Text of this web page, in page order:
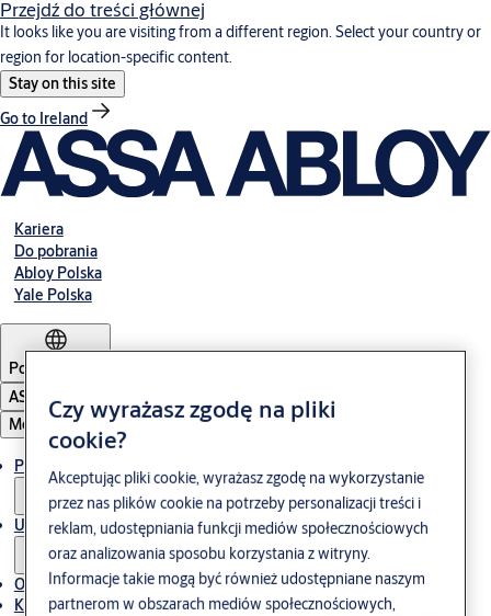
Przejdź do treści głównej
It looks like you are visiting from a different region. Select your country or
region for location-specific content.
Stay on this site
Go to Ireland
Kariera
Do pobrania
Abloy Polska
Yale Polska
Poland
ASSA ABLOY Group
Menu
Produkty i rozwiązania
Usługi
O nas
Kontakt
Czy wyrażasz zgodę na pliki
cookie?
Akceptując pliki cookie, wyrażasz zgodę na wykorzystanie
przez nas plików cookie na potrzeby personalizacji treści i
reklam, udostępniania funkcji mediów społecznościowych
oraz analizowania sposobu korzystania z witryny.
Informacje takie mogą być również udostępniane naszym
partnerom w obszarach mediów społecznościowych,